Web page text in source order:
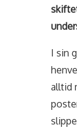
I sin
alltid